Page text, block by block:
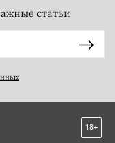
статьи
18+